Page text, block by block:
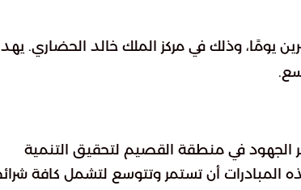
يومًا، وذلك في مركز الملك خالد الحضاري.
الجهود في منطقة القصيم لتحقيق التنمية
المبادرات أن تستمر وتتوسع لتشمل كافة